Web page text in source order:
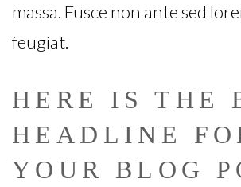
massa. Fusce non ante sed
feugiat.
HERE IS THE
HEADLINE
YOUR BLOG